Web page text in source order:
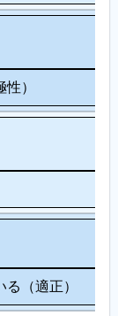
）
（適正）